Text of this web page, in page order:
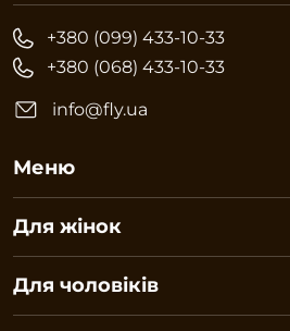
Меню
+380 (099) 433-10-33
+380 (068) 433-10-33
info@fly.ua
Для жінок
Для чоловіків